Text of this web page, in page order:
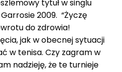
tytuł w singlu
2009. “Życzę
do zdrowia!
jak w obecnej sytuacji
w tenisa. Czy zagram w
nadzieję, że te turnieje